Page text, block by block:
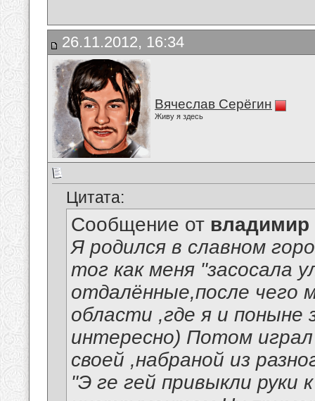
26.11.2012, 16:34
Вячеслав Серёгин
Живу я здесь
Цитата:
Сообщение от владимир
Я родился в славном
тог как меня "засосала
отдалённые,после чего
области ,где я и поныне
интересно) Потом играл
своей ,набраной из
"Э ге гей привыкли руки